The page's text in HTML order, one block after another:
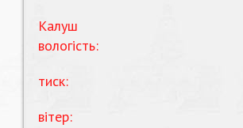
Калуш
вологість:
тиск:
вітер: